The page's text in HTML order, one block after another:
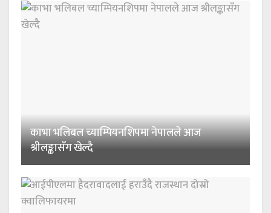
काभा भलिबल च्याम्पियनशिपमा नेपालले आज
श्रीलङ्कासँग खेल्दै